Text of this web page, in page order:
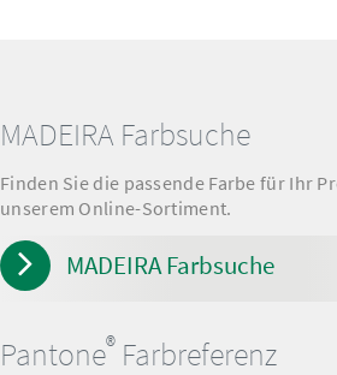
MADEIRA Farbsuche
Finden Sie die passende Farbe für Ihr
unserem Online-Sortiment.
MADEIRA Farbsuche
Pantone® Farbreferenz